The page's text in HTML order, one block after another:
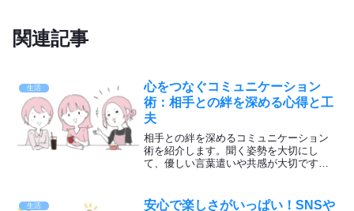
関連記事
生活
心をつなぐコミュニケーション
術：相手との絆を深める心得と工
夫
相手との絆を深めるコミュニケーション
術を紹介します。聞く姿勢を大切にし
て、優しい言葉遣いや共感が大切です。
持ちを忘れずにコミュニケーションを楽
生活
安心で楽しさがいっぱい！SNSや